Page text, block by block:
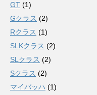
GT (1)
Gクラス (2)
Rクラス (1)
SLKクラス (2)
SLクラス (2)
Sクラス (2)
マイバッハ (1)